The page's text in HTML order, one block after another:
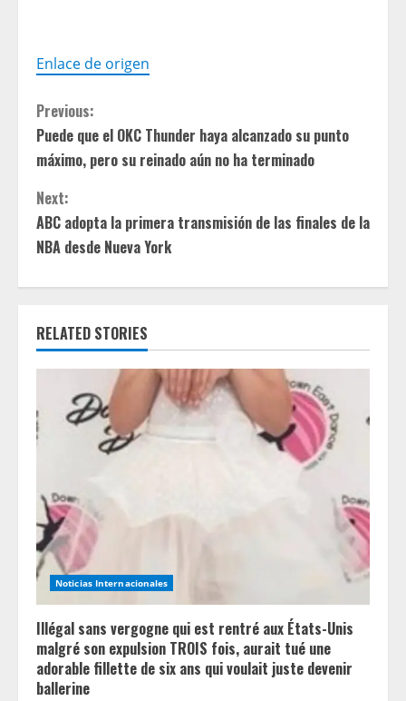
Enlace de origen
C
o
n
t
u
R
a
d
i
n
g
Previous:
Puede que el OKC Thunder haya alcanzado su punto
máximo, pero su reinado aún no ha terminado
Next:
ABC adopta la primera transmisión de las finales de la
NBA desde Nueva York
RELATED STORIES
Noticias Internacionales
Illégal sans vergogne qui est rentré aux États-Unis
malgré son expulsion TROIS fois, aurait tué une
adorable fillette de six ans qui voulait juste devenir
ballerine